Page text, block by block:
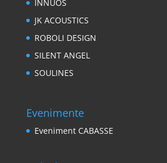
INNUOS
JK ACOUSTICS
ROBOLI DESIGN
SILENT ANGEL
SOULINES
Evenimente
Eveniment CABASSE